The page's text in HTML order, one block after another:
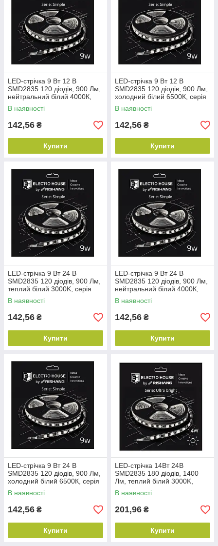
LED-стрічка 9 Вт 12 В
SMD2835 120 діодів, 900 Лм,
нейтральний білий 4000К,
серія Simple Electro House by
Rishang
В наявності
142,56 ₴
Купити
LED-стрічка 9 Вт 12 В
SMD2835 120 діодів, 900 Лм,
холодний білий 6500К, серія
Simple Electro House by
Rishang
В наявності
142,56 ₴
Купити
LED-стрічка 9 Вт 24 В
SMD2835 120 діодів, 900 Лм,
теплий білий 3000K, серія
Simple Electro House by
Rishang
В наявності
142,56 ₴
Купити
LED-стрічка 9 Вт 24 В
SMD2835 120 діодів, 900 Лм,
нейтральний білий 4000К,
серія Simple Electro House by
Rishang
В наявності
142,56 ₴
Купити
LED-стрічка 9 Вт 24 В
SMD2835 120 діодів, 900 Лм,
холодний білий 6500К, серія
Simple Electro House by
Rishang
В наявності
142,56 ₴
Купити
LED-стрічка 14Вт 24В
SMD2835 180 діодів, 1400
Лм, теплий білий 3000K,
серія Ultra Bright Electro
House by
В наявності
201,96 ₴
Купити